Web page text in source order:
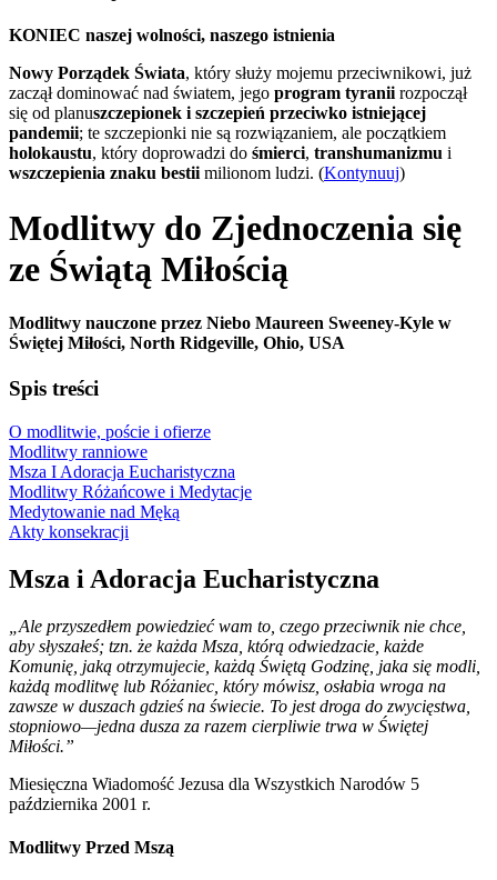
KONIEC naszej wolności, naszego istnienia
Nowy Porządek Świata, który służy mojemu przeciwnikowi, już
zaczął dominować nad światem, jego program tyranii rozpoczął
się od planuszczepionek i szczepień przeciwko istniejącej
pandemii; te szczepionki nie są rozwiązaniem, ale początkiem
holokaustu, który doprowadzi do śmierci, transhumanizmu i
wszczepienia znaku bestii milionom ludzi. (Kontynuuj)
Modlitwy do Zjednoczenia się
ze Świątą Miłością
Modlitwy nauczone przez Niebo Maureen Sweeney-Kyle w
Świętej Miłości, North Ridgeville, Ohio, USA
Spis treści
O modlitwie, poście i ofierze
Modlitwy ranniowe
Msza I Adoracja Eucharistyczna
Modlitwy Różańcowe i Medytacje
Medytowanie nad Męką
Akty konsekracji
Msza i Adoracja Eucharistyczna
„Ale przyszedłem powiedzieć wam to, czego przeciwnik nie chce,
aby słyszałeś; tzn. że każda Msza, którą odwiedzacie, każde
Komunię, jaką otrzymujecie, każdą Świętą Godzinę, jaka się modli,
każdą modlitwę lub Różaniec, który mówisz, osłabia wroga na
zawsze w duszach gdzieś na świecie. To jest droga do zwycięstwa,
stopniowo—jedna dusza za razem cierpliwie trwa w Świętej
Miłości.”
Miesięczna Wiadomość Jezusa dla Wszystkich Narodów 5
października 2001 r.
Modlitwy Przed Mszą